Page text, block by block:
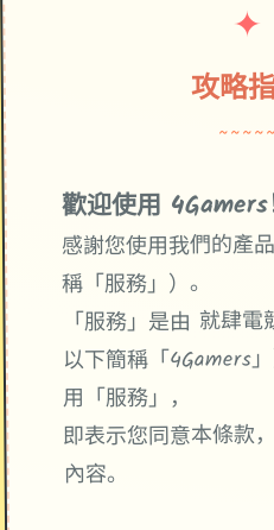
✦
攻略
~~~~~
歡迎使用 4Gamers
感謝您使用我們的產
稱「服務」）。
「服務」是由 就肆
以下簡稱「4Gamers
用「服務」，
即表示您同意本條款
內容。